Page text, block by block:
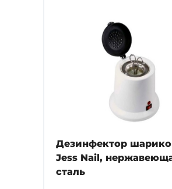
Дезинфектор
Jess Nail,
сталь